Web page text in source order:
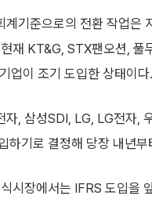
계기준으로의 전환 작업은
재 KT&G, STX팬오션, 풀
업이 조기 도입한 상태이다.
자, 삼성SDI, LG, LG전자,
하기로 결정해 당장 내년
시장에서는 IFRS 도입을